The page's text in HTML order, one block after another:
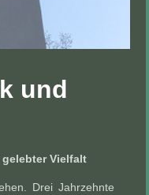
und
Vielfalt
Drei Jahrzehnte